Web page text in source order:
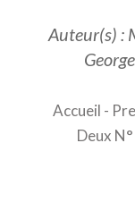
Auteur(s) :
Accueil -
Deux